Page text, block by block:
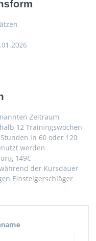
Zeitraum
12 Trainingswochen
in 60 oder 120
werden
149€
der Kursdauer
Einsteigerschläger